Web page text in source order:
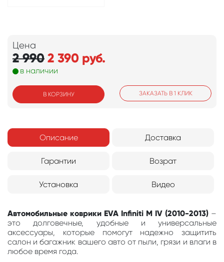
Цена
2 9902 390 руб.
в наличии
В КОРЗИНУ ЗАКАЗАТЬ В 1 КЛИК
Описание Доставка
Гарантии Возрат
Установка Видео
Автомобильные коврики EVA Infiniti M IV (2010-2013) –
это долговечные, удобные и универсальные
аксессуары, которые помогут надежно защитить
салон и багажник вашего авто от пыли, грязи и влаги в
любое время года.